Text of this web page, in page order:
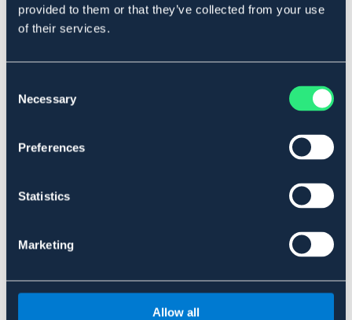
provided to them or that they’ve collected from your use
of their services.
Selection
Necessary
Preferences
Statistics
Marketing
Allow all
inte håller fukt. Touch-tejpremmar gör att dynorna är
lätta att montera och ta bort för rengöring.
Art.nr. 604503-PU-S
OUTLETPRIS
Se lager i butik
Liknande produkter